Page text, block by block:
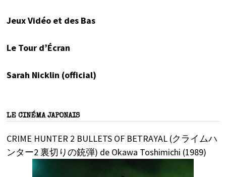
Jeux Vidéo et des Bas
Le Tour d’Écran
Sarah Nicklin (official)
LE CINÉMA JAPONAIS
CRIME HUNTER 2 BULLETS OF BETRAYAL (クライムハ
ンター2 裏切りの銃弾) de Okawa Toshimichi (1989)